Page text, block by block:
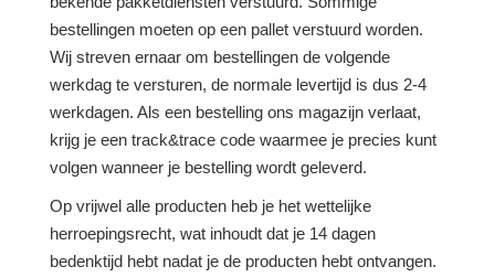
bestellingen moeten op een pallet verstuurd worden.
Wij streven ernaar om bestellingen de volgende
werkdag te versturen, de normale levertijd is dus 2-4
werkdagen. Als een bestelling ons magazijn verlaat,
krijg je een track&trace code waarmee je precies kunt
volgen wanneer je bestelling wordt geleverd.
Op vrijwel alle producten heb je het wettelijke
herroepingsrecht, wat inhoudt dat je 14 dagen
bedenktijd hebt nadat je de producten hebt ontvangen.